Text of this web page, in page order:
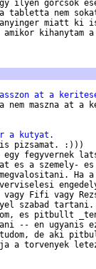
ilyen gorcsok
tabletta nem
miatt ki
kihanytam
at a
maszna at a
a kutyat.
pizsamat. :)))
egy fegyvernek
es a szemely- es
Ha
Fifi vagy
szabad tartani.
es pitbullt
-- en ugyanis
de aki
a torvenyek